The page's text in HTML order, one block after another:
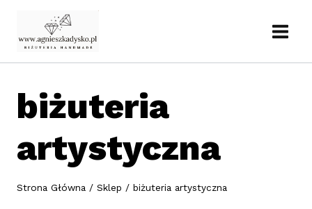
biżuteria
artystyczna
Strona Główna / Sklep / biżuteria artystyczna